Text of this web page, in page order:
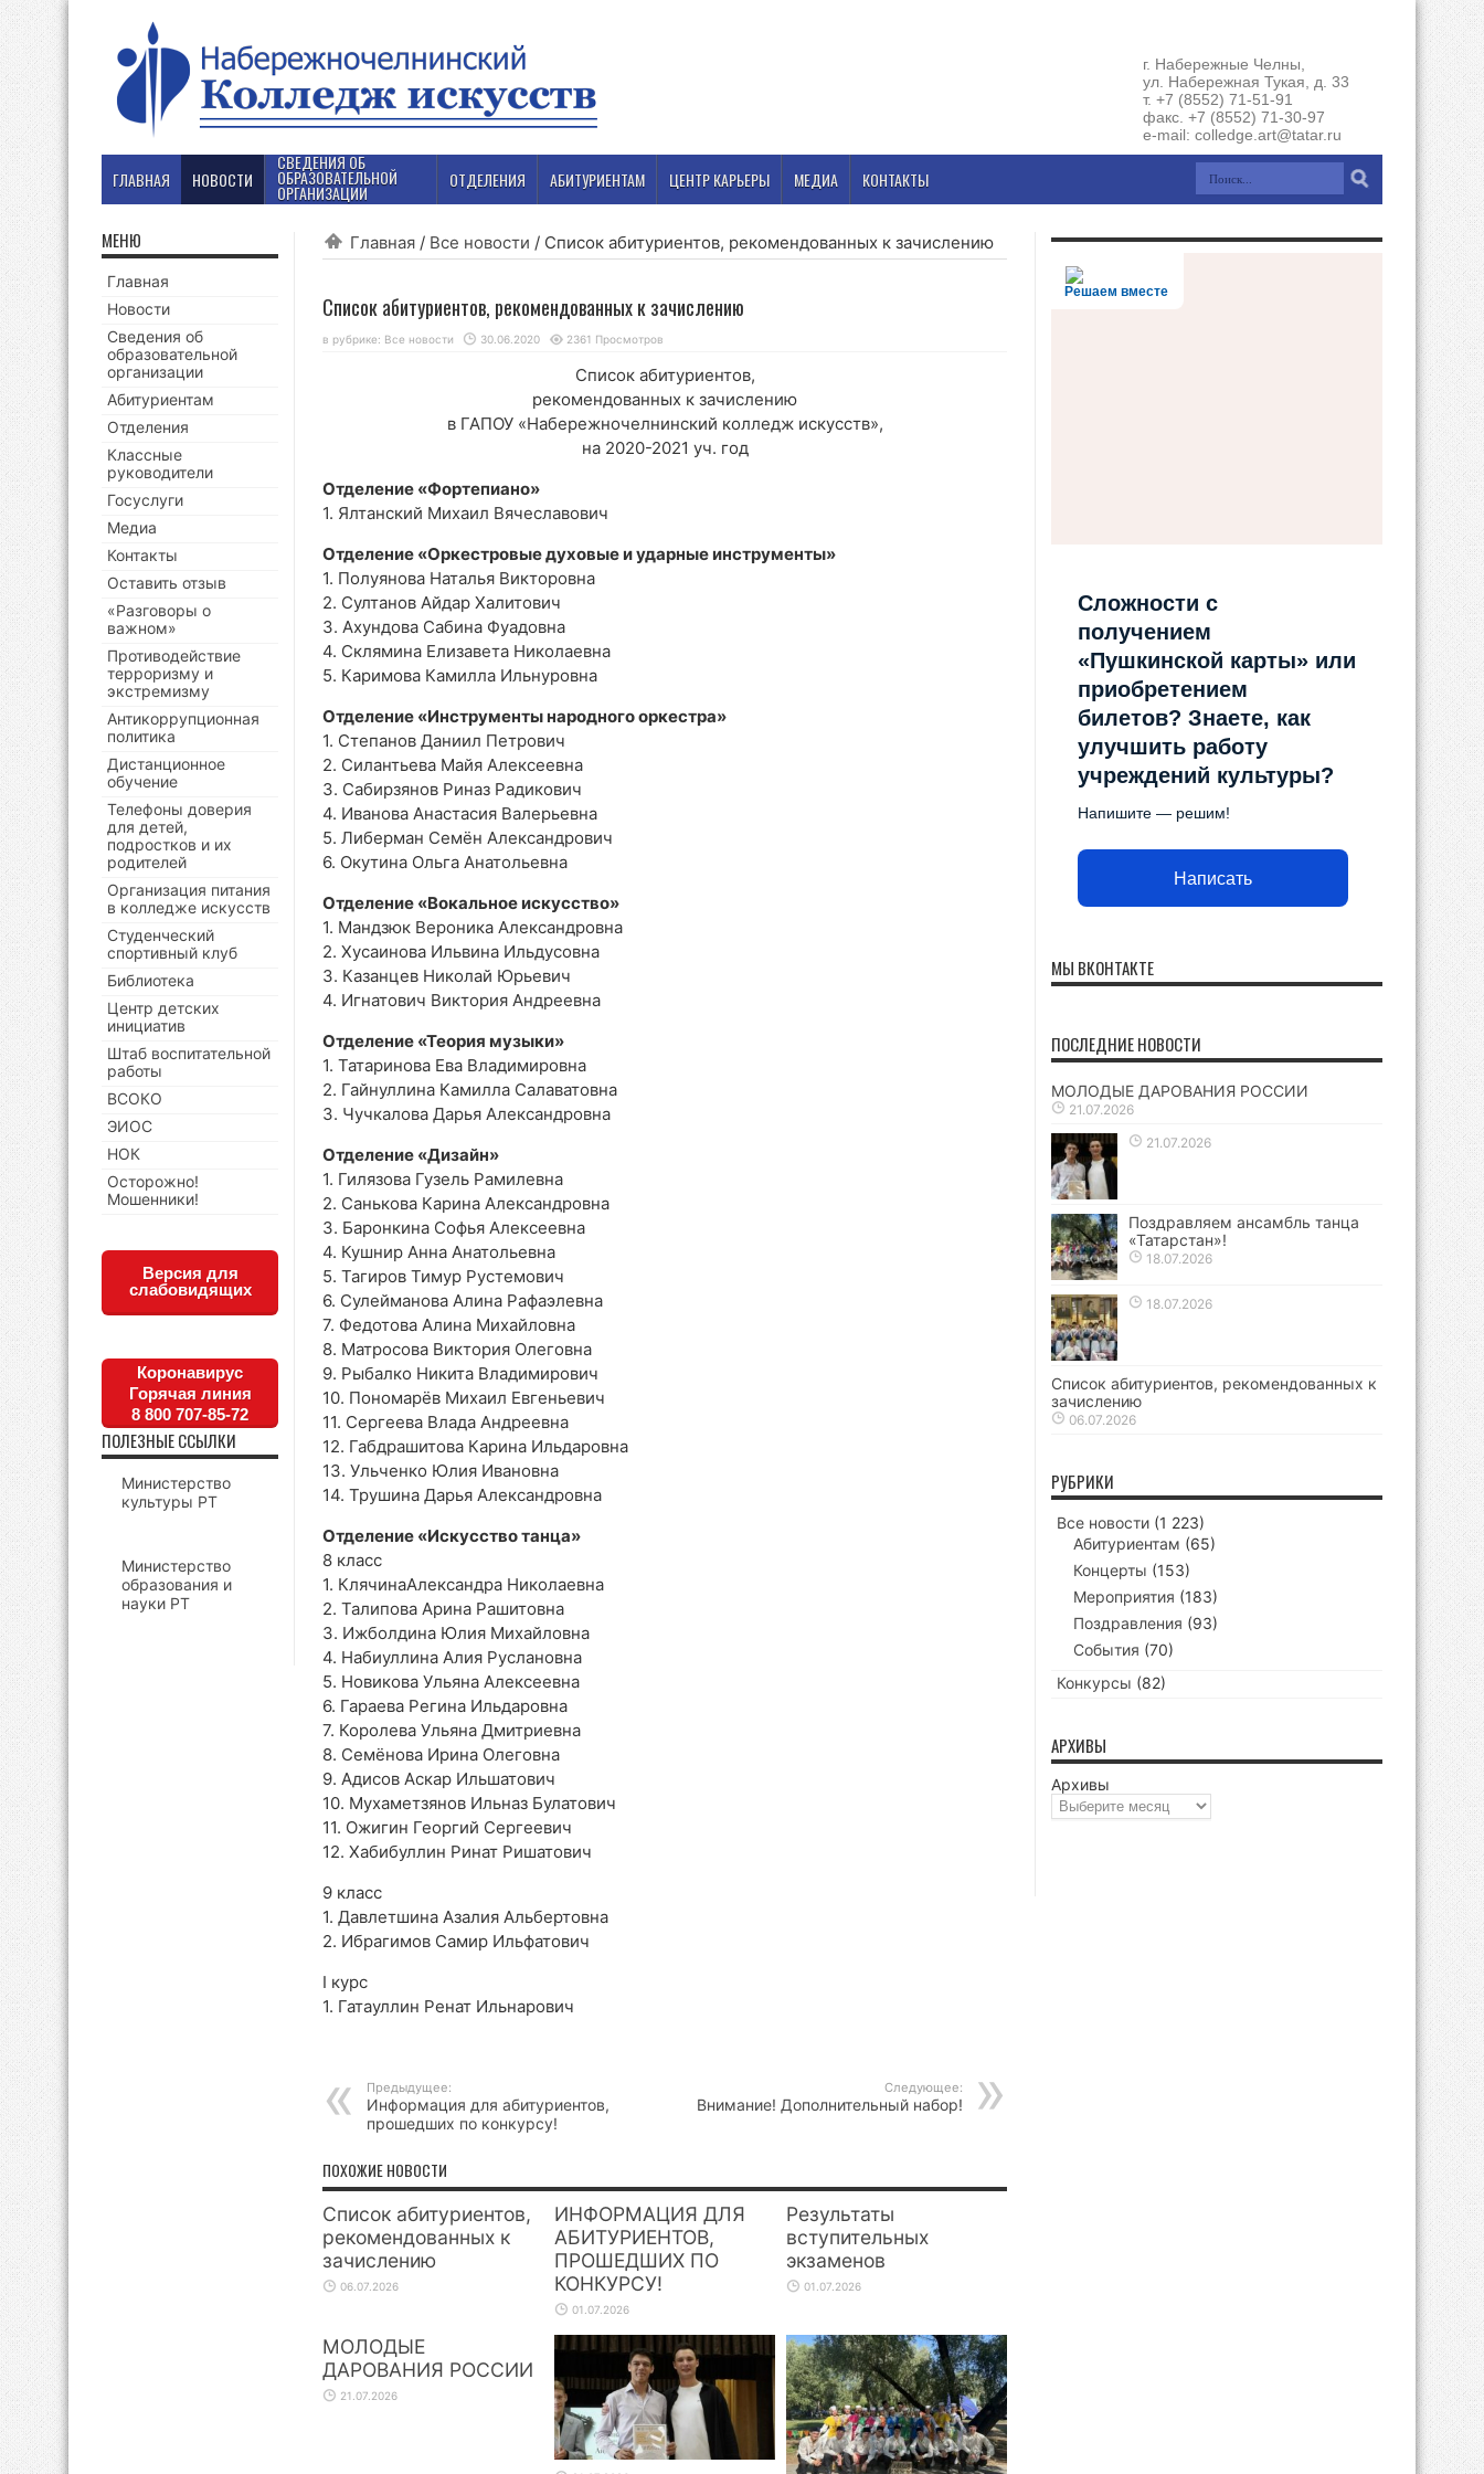
г. Набережные Челны,
ул. Набережная Тукая, д. 33
т. +7 (8552) 71-51-91
факс. +7 (8552) 71-30-97
e-mail: colledge.art@tatar.ru
ГЛАВНАЯ НОВОСТИ
СВЕДЕНИЯ ОБ
ОБРАЗОВАТЕЛЬНОЙ
ОРГАНИЗАЦИИ
ОТДЕЛЕНИЯ АБИТУРИЕНТАМ ЦЕНТР КАРЬЕРЫ МЕДИА КОНТАКТЫ
Главная / Все новости / Список абитуриентов, рекомендованных к зачислению
Список абитуриентов, рекомендованных к зачислению
в рубрике: Все новости 30.06.2020 2361 Просмотров
Список абитуриентов,
рекомендованных к зачислению
в ГАПОУ «Набережночелнинский колледж искусств»,
на 2020-2021 уч. год
Отделение «Фортепиано»
1. Ялтанский Михаил Вячеславович
Отделение «Оркестровые духовые и ударные инструменты»
1. Полуянова Наталья Викторовна
2. Султанов Айдар Халитович
3. Ахундова Сабина Фуадовна
4. Склямина Елизавета Николаевна
5. Каримова Камилла Ильнуровна
Отделение «Инструменты народного оркестра»
1. Степанов Даниил Петрович
2. Силантьева Майя Алексеевна
3. Сабирзянов Риназ Радикович
4. Иванова Анастасия Валерьевна
5. Либерман Семён Александрович
6. Окутина Ольга Анатольевна
Отделение «Вокальное искусство»
1. Мандзюк Вероника Александровна
2. Хусаинова Ильвина Ильдусовна
3. Казанцев Николай Юрьевич
4. Игнатович Виктория Андреевна
Отделение «Теория музыки»
1. Татаринова Ева Владимировна
2. Гайнуллина Камилла Салаватовна
3. Чучкалова Дарья Александровна
Отделение «Дизайн»
1. Гилязова Гузель Рамилевна
2. Санькова Карина Александровна
3. Баронкина Софья Алексеевна
4. Кушнир Анна Анатольевна
5. Тагиров Тимур Рустемович
6. Сулейманова Алина Рафаэлевна
7. Федотова Алина Михайловна
8. Матросова Виктория Олеговна
9. Рыбалко Никита Владимирович
10. Пономарёв Михаил Евгеньевич
11. Сергеева Влада Андреевна
12. Габдрашитова Карина Ильдаровна
13. Ульченко Юлия Ивановна
14. Трушина Дарья Александровна
Отделение «Искусство танца»
8 класс
1. КлячинаАлександра Николаевна
2. Талипова Арина Рашитовна
3. Ижболдина Юлия Михайловна
4. Набиуллина Алия Руслановна
5. Новикова Ульяна Алексеевна
6. Гараева Регина Ильдаровна
7. Королева Ульяна Дмитриевна
8. Семёнова Ирина Олеговна
9. Адисов Аскар Ильшатович
10. Мухаметзянов Ильназ Булатович
11. Ожигин Георгий Сергеевич
12. Хабибуллин Ринат Ришатович
9 класс
1. Давлетшина Азалия Альбертовна
2. Ибрагимов Самир Ильфатович
I курс
1. Гатауллин Ренат Ильнарович
Предыдущее:
Информация для абитуриентов,
прошедших по конкурсу!
Следующее:
Внимание! Дополнительный набор!
ПОХОЖИЕ НОВОСТИ
Список абитуриентов,
рекомендованных к
зачислению
06.07.2026
ИНФОРМАЦИЯ ДЛЯ
АБИТУРИЕНТОВ,
ПРОШЕДШИХ ПО
КОНКУРСУ!
01.07.2026
Результаты
вступительных
экзаменов
01.07.2026
МОЛОДЫЕ
ДАРОВАНИЯ РОССИИ
21.07.2026
МЕНЮ
Главная
Новости
Сведения об
образовательной
организации
Абитуриентам
Отделения
Классные
руководители
Госуслуги
Медиа
Контакты
Оставить отзыв
«Разговоры о
важном»
Противодействие
терроризму и
экстремизму
Антикоррупционная
политика
Дистанционное
обучение
Телефоны доверия
для детей,
подростков и их
родителей
Организация питания
в колледже искусств
Студенческий
спортивный клуб
Библиотека
Центр детских
инициатив
Штаб воспитательной
работы
ВСОКО
ЭИОС
НОК
Осторожно!
Мошенники!
Версия для
слабовидящих
Коронавирус
Горячая линия
8 800 707-85-72
ПОЛЕЗНЫЕ ССЫЛКИ
Министерство
культуры РТ
Министерство
образования и
науки РТ
Решаем вместе
Сложности с
получением
«Пушкинской карты» или
приобретением
билетов? Знаете, как
улучшить работу
учреждений культуры?
Напишите — решим!
Написать
МЫ ВКОНТАКТЕ
ПОСЛЕДНИЕ НОВОСТИ
МОЛОДЫЕ ДАРОВАНИЯ РОССИИ
21.07.2026
21.07.2026
Поздравляем ансамбль танца
«Татарстан»!
18.07.2026
18.07.2026
Список абитуриентов, рекомендованных к
зачислению
06.07.2026
РУБРИКИ
Все новости (1 223)
Абитуриентам (65)
Концерты (153)
Мероприятия (183)
Поздравления (93)
События (70)
Конкурсы (82)
АРХИВЫ
Архивы